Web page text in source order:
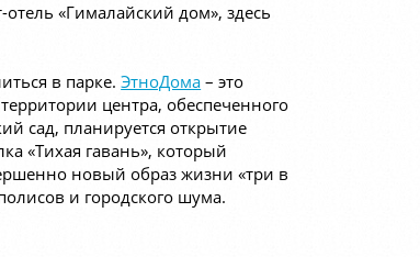
«Гималайский дом», здесь
в парке.ЭтноДома – это
центра, обеспеченного
сад, планируется открытие
«Тихая гавань», который
новый образ жизни «три в
и городского шума.